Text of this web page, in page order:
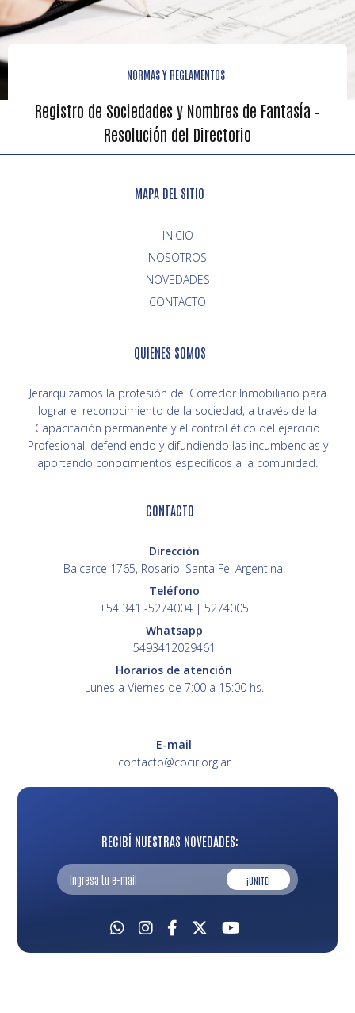
NORMAS Y REGLAMENTOS
Registro de Sociedades y Nombres de Fantasía –
Resolución del Directorio
RECIBÍ NUESTRAS NOVEDADES:
¡UNITE!
MAPA DEL SITIO
INICIO
NOVEDADES
CONTACTO
QUIENES SOMOS
Jerarquizamos la profesión del Corredor Inmobiliario para
lograr el reconocimiento de la sociedad, a través de la
Capacitación permanente y el control ético del ejercicio
Profesional, defendiendo y difundiendo las incumbencias y
aportando conocimientos específicos a la comunidad.
CONTACTO
Dirección
Balcarce 1765, Rosario, Santa Fe, Argentina.
Teléfono
+54 341 -5274004 | 5274005
Whatsapp
5493412029461
Horarios de atención
Lunes a Viernes de 7:00 a 15:00 hs.
E-mail
contacto@cocir.org.ar